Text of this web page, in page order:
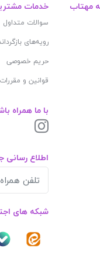
مهتاب خدمات
سوالات متداول
رویه‌های
حریم خصوصی
قوانین و مقررات
با ما همراه
اطلاع رسانی
شبکه های